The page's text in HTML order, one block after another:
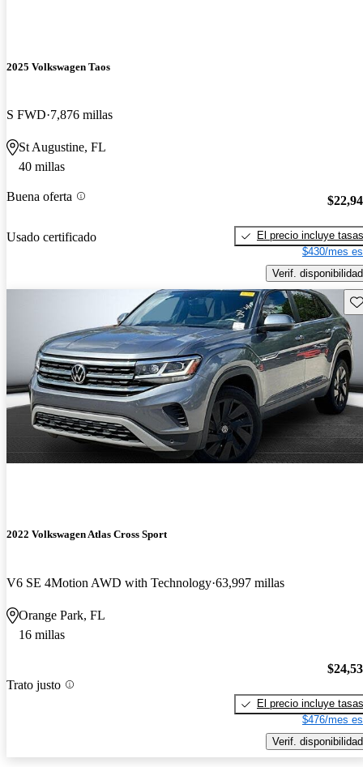
2025 Volkswagen Taos
S FWD 7,876 millas
St Augustine, FL
40 millas
Buena oferta
Usado certificado
El precio incluye tasas
$430/mes
Verif. disponibilidad
2022 Volkswagen Atlas Cross Sport
V6 SE 4Motion AWD with Technology 63,997 millas
Orange Park, FL
16 millas
Trato justo
El precio incluye tasas
$476/mes
Verif. disponibilidad